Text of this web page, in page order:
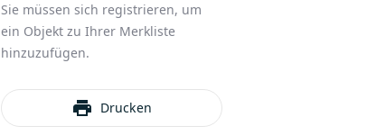
Sie müssen sich registrieren, um
ein Objekt zu Ihrer Merkliste
hinzuzufügen.
print Drucken